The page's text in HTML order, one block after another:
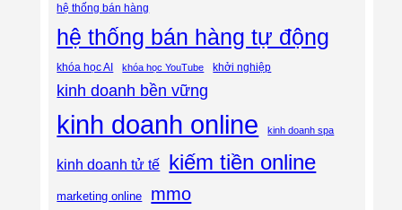
hệ thống bán hàng
hệ thống bán hàng tự động
khóa học AI khóa học YouTube khởi nghiệp
kinh doanh bền vững
kinh doanh online kinh doanh spa
kinh doanh tử tế kiếm tiền online
marketing online mmo